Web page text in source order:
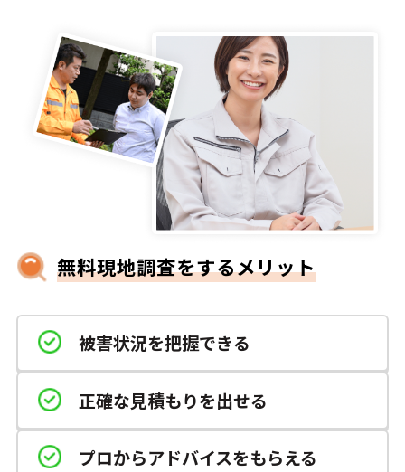
無料現地調査をするメリット
被害状況を把握できる
正確な見積もりを出せる
プロからアドバイスをもらえる